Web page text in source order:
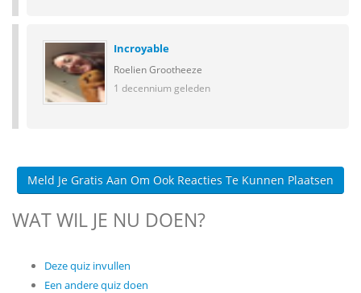
Incroyable
Roelien Grootheeze
1 decennium geleden
Meld Je Gratis Aan Om Ook Reacties Te Kunnen Plaatsen
WAT WIL JE NU DOEN?
Deze quiz invullen
Een andere quiz doen